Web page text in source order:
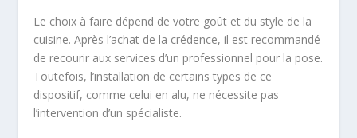
Le choix à faire dépend de votre goût et du style de la
cuisine. Après l’achat de la crédence, il est recommandé
de recourir aux services d’un professionnel pour la pose.
Toutefois, l’installation de certains types de ce
dispositif, comme celui en alu, ne nécessite pas
l’intervention d’un spécialiste.